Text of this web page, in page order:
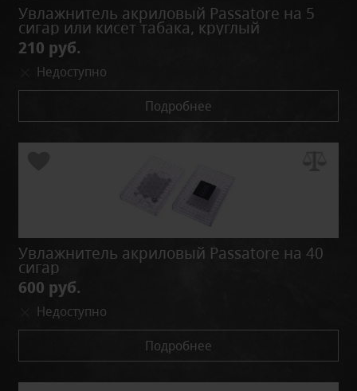
Увлажнитель акриловый Passatore на 5
сигар или кисет табака, круглый
210 руб.
Недоступно
Подробнее
Увлажнитель акриловый Passatore на 40
сигар
600 руб.
Недоступно
Подробнее